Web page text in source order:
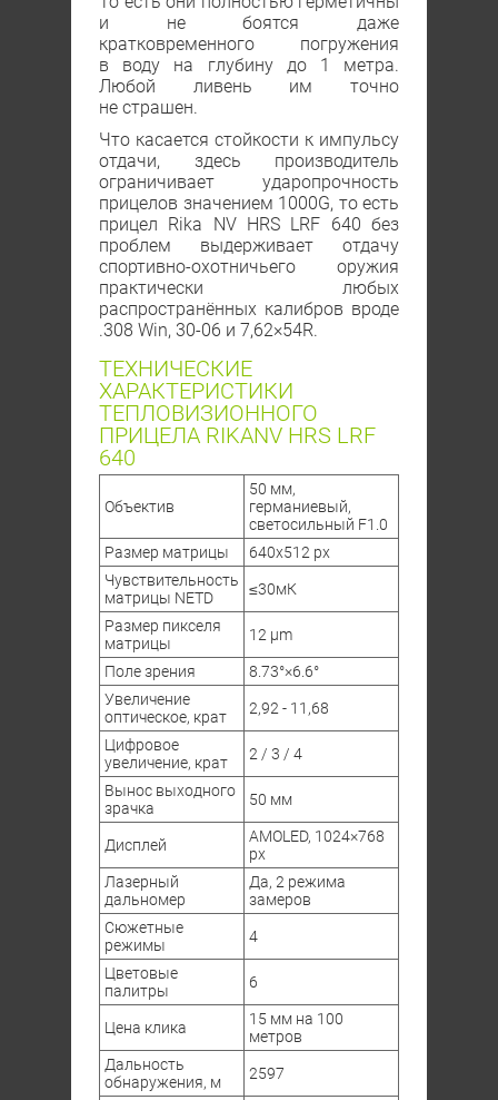
и не боятся даже
кратковременного погружения
в воду на глубину до 1 метра.
Любой ливень им точно
не страшен.
Что касается стойкости к импульсу
отдачи, здесь производитель
ограничивает ударопрочность
прицелов значением 1000G, то есть
прицел Rika NV HRS LRF 640 без
проблем выдерживает отдачу
спортивно-охотничьего оружия
практически любых
распространённых калибров вроде
.308 Win, 30-06 и 7,62×54R.
ТЕХНИЧЕСКИЕ
ХАРАКТЕРИСТИКИ
ТЕПЛОВИЗИОННОГО
ПРИЦЕЛА RIKANV HRS LRF
640
Объектив
50 мм,
германиевый,
светосильный F1.0
Размер матрицы
640х512 px
Чувствительность
матрицы NETD
≤30мК
Размер пикселя
матрицы
12 μm
Поле зрения
8.73°×6.6°
Увеличение
оптическое, крат
2,92 - 11,68
Цифровое
увеличение, крат
2 / 3 / 4
Вынос выходного
зрачка
50 мм
Дисплей
AMOLED, 1024×768
px
Лазерный
дальномер
Да, 2 режима
замеров
Сюжетные
режимы
4
Цветовые
палитры
6
Цена клика
15 мм на 100
метров
Дальность
обнаружения, м
2597